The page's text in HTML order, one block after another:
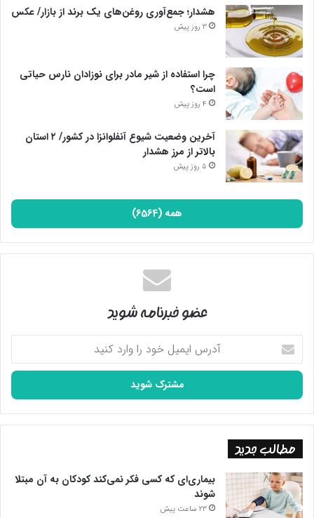
هشدار؛ جمع‌آوری روغن‌های یک برند از بازار/ عکس
3 روز پیش
چرا استفاده از شیر مادر برای نوزادان نارس حیاتی
است؟
4 روز پیش
آخرین وضعیت شیوع آنفلوانزا در کشور/ ۲ استان
بالاتر از مرز هشدار
5 روز پیش
همه (6564)
عضو خبرنامه شوید
آدرس
ایمیل
خود
وارد
کنید
مطالب جدید
بیماری‌ای که کسی فکر نمی‌کند کودکان به آن مبتلا
شوند
23 ساعت پیش